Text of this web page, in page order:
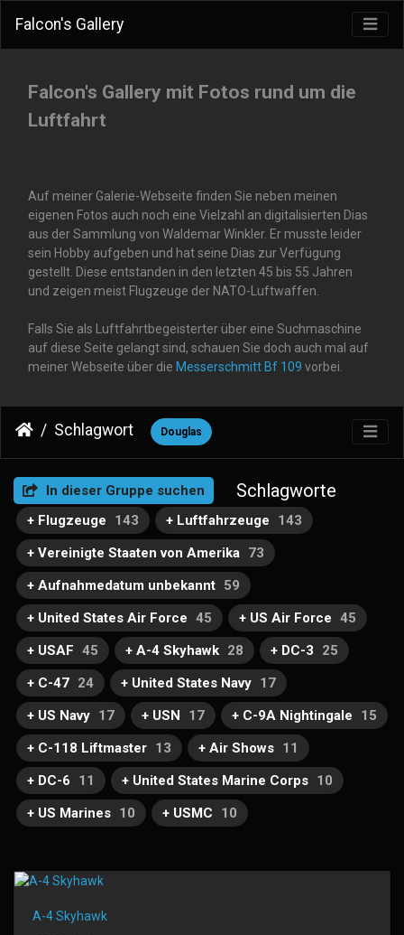
Falcon's Gallery
Falcon's Gallery mit Fotos rund um die
Luftfahrt
Auf meiner Galerie-Webseite finden Sie neben meinen
eigenen Fotos auch noch eine Vielzahl an digitalisierten Dias
aus der Sammlung von Waldemar Winkler. Er musste leider
sein Hobby aufgeben und hat seine Dias zur Verfügung
gestellt. Diese entstanden in den letzten 45 bis 55 Jahren
und zeigen meist Flugzeuge der NATO-Luftwaffen.
Falls Sie als Luftfahrtbegeisterter über eine Suchmaschine
auf diese Seite gelangt sind, schauen Sie doch auch mal auf
meiner Webseite über die Messerschmitt Bf 109 vorbei.
Schlagwort Douglas
In dieser Gruppe suchen Schlagworte
+ Flugzeuge 143 + Luftfahrzeuge
143
+ Vereinigte Staaten von Amerika 73
+ Aufnahmedatum unbekannt 59
+ United States Air Force 45 + US Air Force 45
+ USAF 45 + A-4 Skyhawk 28 + DC-3
25
+ C-47 24 + United States Navy 17
+ US Navy 17 + USN 17 + C-9A Nightingale
15
+ C-118 Liftmaster 13 + Air Shows 11
+ DC-6
11 + United States Marine Corps 10
+ US Marines 10 + USMC 10
A-4 Skyhawk